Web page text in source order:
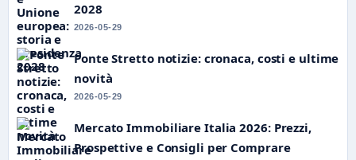
2028
2026-05-29
Ponte Stretto notizie: cronaca, costi e ultime
novità
2026-05-29
Mercato Immobiliare Italia 2026: Prezzi,
Prospettive e Consigli per Comprare